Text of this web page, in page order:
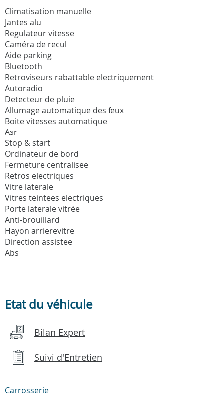
Climatisation manuelle
Jantes alu
Regulateur vitesse
Caméra de recul
Aide parking
Bluetooth
Retroviseurs rabattable electriquement
Autoradio
Detecteur de pluie
Allumage automatique des feux
Boite vitesses automatique
Asr
Stop & start
Ordinateur de bord
Fermeture centralisee
Retros electriques
Vitre laterale
Vitres teintees electriques
Porte laterale vitrée
Anti-brouillard
Hayon arrierevitre
Direction assistee
Abs
Etat du véhicule
Bilan Expert
Suivi d'Entretien
Carrosserie